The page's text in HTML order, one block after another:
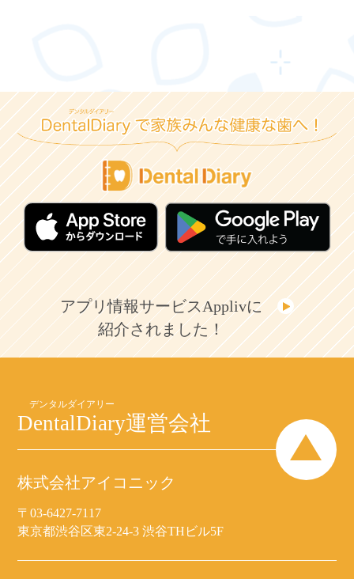
アプリ情報サービスApplivに
紹介されました！
DentalDiary運営会社
株式会社アイコニック
〒03-6427-7117
東京都渋谷区東2-24-3 渋谷THビル5F